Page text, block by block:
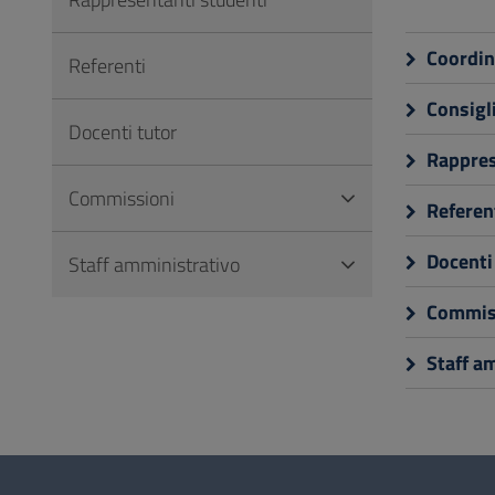
Footer
Staff
Referenti
Docenti tutor
Commissioni
Staff amministrativo
Questionario